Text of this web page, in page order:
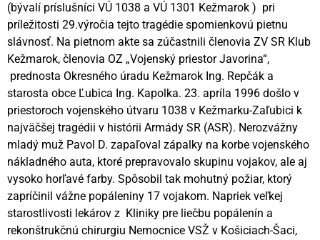
(bývalí príslušníci VÚ 1038 a VÚ 1301 Kežmarok ) pri
príležitosti 29.výročia tejto tragédie spomienkovú pietnu
slávnosť. Na pietnom akte sa zúčastnili členovia ZV SR Klub
Kežmarok, členovia OZ „Vojenský priestor Javorina“,
prednosta Okresného úradu Kežmarok Ing. Repčák a
starosta obce Ľubica Ing. Kapolka. 23. apríla 1996 došlo v
priestoroch vojenského útvaru 1038 v Kežmarku-Zaľubici k
najväčšej tragédii v histórii Armády SR (ASR). Nerozvážny
mladý muž Pavol D. zapaľoval zápalky na korbe vojenského
nákladného auta, ktoré prepravovalo skupinu vojakov, ale aj
vysoko horľavé farby. Spôsobil tak mohutný požiar, ktorý
zapríčinil vážne popáleniny 17 vojakom. Napriek veľkej
starostlivosti lekárov z Kliniky pre liečbu popálenín a
rekonštrukčnú chirurgiu Nemocnice VSŽ v Košiciach-Šaci,